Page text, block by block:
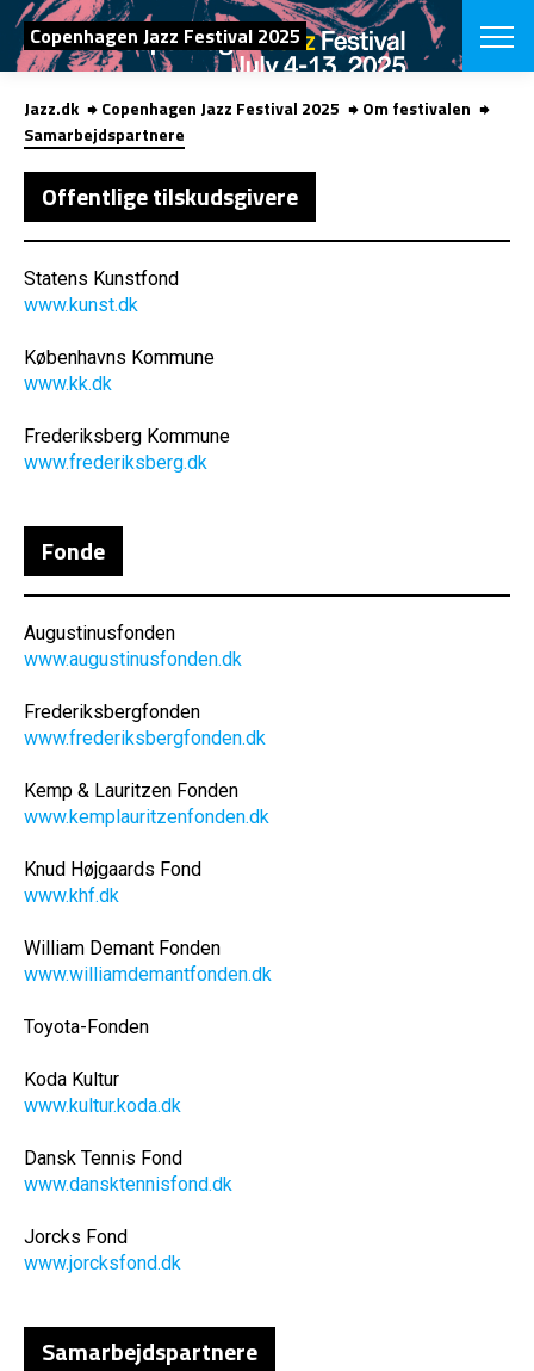
SØG
Copenhagen Jazz Festival 2025
English
Jazz.dk Copenhagen Jazz Festival 2025
Om festivalen
Samarbejdspartnere
Offentlige tilskudsgivere
Statens Kunstfond
www.kunst.dk
Københavns Kommune
www.kk.dk
Frederiksberg Kommune
www.frederiksberg.dk
Fonde
Augustinusfonden
www.augustinusfonden.dk
Frederiksbergfonden
www.frederiksbergfonden.dk
Kemp & Lauritzen Fonden
www.kemplauritzenfonden.dk
Knud Højgaards Fond
www.khf.dk
William Demant Fonden
www.williamdemantfonden.dk
Toyota-Fonden
Koda Kultur
www.kultur.koda.dk
Dansk Tennis Fond
www.dansktennisfond.dk
Jorcks Fond
www.jorcksfond.dk
Samarbejdspartnere